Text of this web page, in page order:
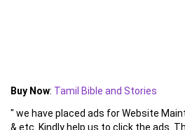
Buy Now: Tamil Bible and Stories
" we have placed ads for Website
& etc. Kindly help us to click the ads.